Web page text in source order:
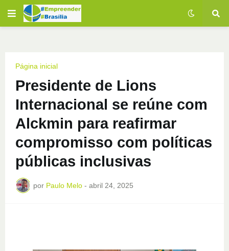
Página inicial
Presidente de Lions
Internacional se reúne com
Alckmin para reafirmar
compromisso com políticas
públicas inclusivas
por Paulo Melo - abril 24, 2025